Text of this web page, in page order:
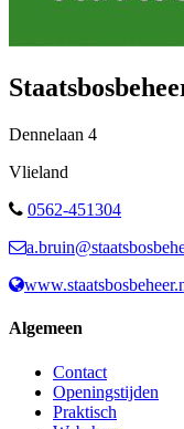
Dennelaan 4
Vlieland
0562-451304
Algemeen
Contact
Openingstijden
Praktisch